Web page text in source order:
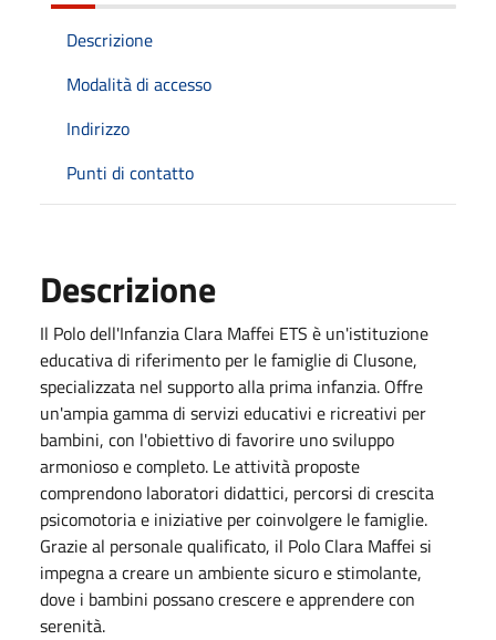
Descrizione
Modalità di accesso
Indirizzo
Punti di contatto
Descrizione
Il Polo dell'Infanzia Clara Maffei ETS è un'istituzione
educativa di riferimento per le famiglie di Clusone,
specializzata nel supporto alla prima infanzia. Offre
un'ampia gamma di servizi educativi e ricreativi per
bambini, con l'obiettivo di favorire uno sviluppo
armonioso e completo. Le attività proposte
comprendono laboratori didattici, percorsi di crescita
psicomotoria e iniziative per coinvolgere le famiglie.
Grazie al personale qualificato, il Polo Clara Maffei si
impegna a creare un ambiente sicuro e stimolante,
dove i bambini possano crescere e apprendere con
serenità.